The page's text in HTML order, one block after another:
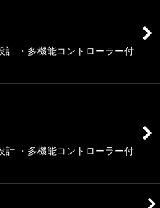
計 ・多機能コントローラー付
計 ・多機能コントローラー付